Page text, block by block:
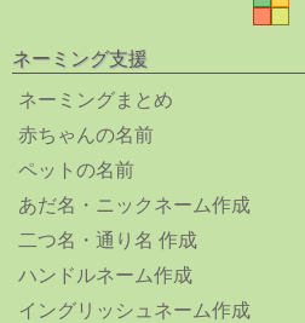
ネーミング支援
ネーミングまとめ
赤ちゃんの名前
ペットの名前
あだ名・ニックネーム作成
二つ名・通り名 作成
ハンドルネーム作成
イングリッシュネーム作成